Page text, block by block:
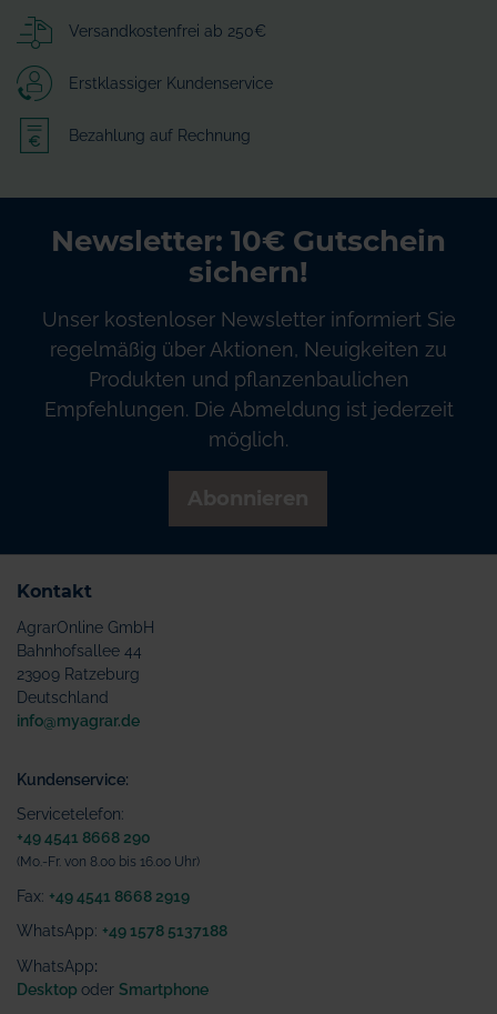
Versandkostenfrei ab 250€
Erstklassiger Kundenservice
Bezahlung auf Rechnung
Newsletter: 10€ Gutschein
sichern!
Unser kostenloser Newsletter informiert Sie
regelmäßig über Aktionen, Neuigkeiten zu
Produkten und pflanzenbaulichen
Empfehlungen. Die Abmeldung ist jederzeit
möglich.
Kontakt
AgrarOnline GmbH
Bahnhofsallee 44
23909 Ratzeburg
Deutschland
info@myagrar.de
Kundenservice:
Servicetelefon:
+49 4541 8668 290
(Mo.-Fr. von 8.00 bis 16.00 Uhr)
Fax: +49 4541 8668 2919
WhatsApp: +49 1578 5137188
WhatsApp:
Desktop oder Smartphone